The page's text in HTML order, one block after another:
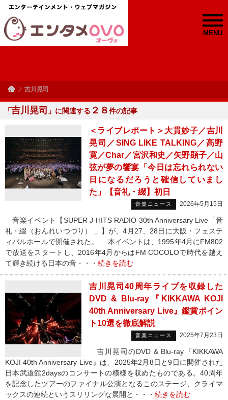
MENU
吉川晃司
「吉川晃司 」に関連する ２８件の記事
＜ライブレポート＞大貫妙子／吉川
晃司／SING LIKE TALKING／高野
寛／Char／宮沢和史／矢野顕子／山
弦が夢の饗宴「今日は忘れられない
日になるだろうと確信していまし
た」【音礼・綴】初日
音楽ニュース 2026年5月15日
音楽イベント【SUPER J-HITS RADIO 30th Anniversary Live「音
礼・綴（おんれいつづり） 」】が、4月27、28日に大阪・フェステ
ィバルホールで開催された。 本イベントは、1995年4月にFM802
で放送をスタートし、2016年4月からはFM COCOLOで時代を越え
て輝き続ける日本の音・・・ 続きを読む
吉川晃司40周年ライブを収録した
DVD & Blu-ray『KIKKAWA KOJI
40th Anniversary Live』鑑賞ポイン
ト10選を徹底解説
音楽ニュース 2025年7月23日
吉川晃司のDVD & Blu-ray『KIKKAWA
KOJI 40th Anniversary Live』は、2025年2月8日と9日に開催された
日本武道館2daysのコンサートの模様を収めたものである。40周年
を記念したツアーのファイナル公演となるこのステージ、クライマ
ックスの連続というスリリングな展開と・・・ 続きを読む